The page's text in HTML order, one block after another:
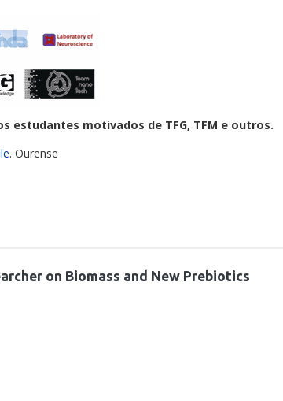
estudantes motivados de TFG, TFM e outros.
. Ourense
on Biomass and New Prebiotics